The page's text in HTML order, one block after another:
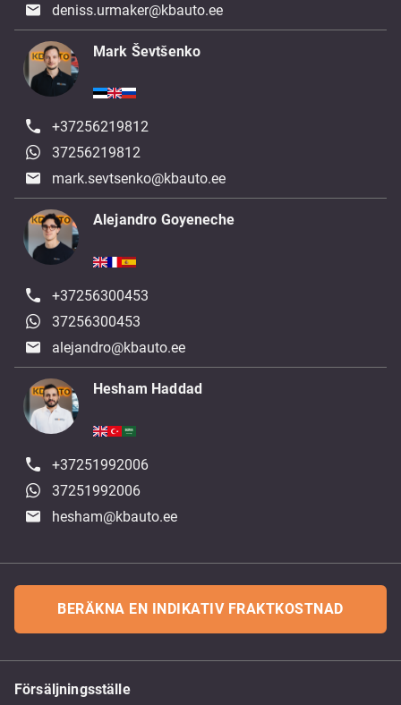
deniss.urmaker@kbauto.ee
Mark Ševtšenko
+37256219812
37256219812
mark.sevtsenko@kbauto.ee
Alejandro Goyeneche
+37256300453
37256300453
alejandro@kbauto.ee
Hesham Haddad
+37251992006
37251992006
hesham@kbauto.ee
BERÄKNA EN INDIKATIV FRAKTKOSTNAD
Försäljningsställe